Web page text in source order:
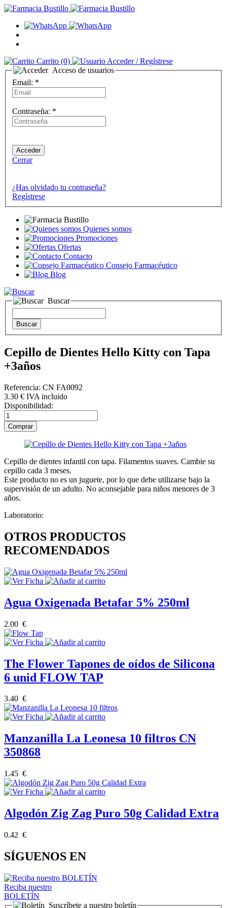
Carrito (0) Acceder / Regístrese
Acceso de usuarios
Email: *
Contraseña: *
Cerrar
¿Has olvidado tu contraseña?
Regístrese
Quienes somos
Promociones
Ofertas
Contacto
Consejo Farmacéutico
Blog
Buscar
Cepillo de Dientes Hello Kitty con Tapa
+3años
Referencia: CN FA0092
3.30 € IVA incluido
Disponibilidad:
Cepillo de dientes infantil con tapa. Filamentos suaves. Cambie su
cepillo cada 3 meses.
Este producto no es un juguete, por lo que debe utilizarse bajo la
supervisión de un adulto. No aconsejable para niños menores de 3
años.
Laboratorio:
OTROS PRODUCTOS
RECOMENDADOS
Agua Oxigenada Betafar 5% 250ml
2.00 €
The Flower Tapones de oídos de Silicona
6 unid FLOW TAP
3.40 €
Manzanilla La Leonesa 10 filtros CN
350868
1.45 €
Algodón Zig Zag Puro 50g Calidad Extra
0.42 €
SÍGUENOS EN
Reciba nuestro
BOLETÍN
Suscríbete a nuestro boletín